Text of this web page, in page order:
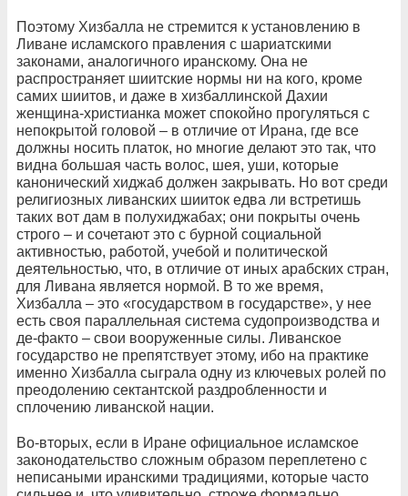
Поэтому Хизбалла не стремится к установлению в
Ливане исламского правления с шариатскими
законами, аналогичного иранскому. Она не
распространяет шиитские нормы ни на кого, кроме
самих шиитов, и даже в хизбаллинской Дахии
женщина-христианка может спокойно прогуляться с
непокрытой головой – в отличие от Ирана, где все
должны носить платок, но многие делают это так, что
видна большая часть волос, шея, уши, которые
канонический хиджаб должен закрывать. Но вот среди
религиозных ливанских шииток едва ли встретишь
таких вот дам в полухиджабах; они покрыты очень
строго – и сочетают это с бурной социальной
активностью, работой, учебой и политической
деятельностью, что, в отличие от иных арабских стран,
для Ливана является нормой. В то же время,
Хизбалла – это «государством в государстве», у нее
есть своя параллельная система судопроизводства и
де-факто – свои вооруженные силы. Ливанское
государство не препятствует этому, ибо на практике
именно Хизбалла сыграла одну из ключевых ролей по
преодолению сектантской раздробленности и
сплочению ливанской нации.
Во-вторых, если в Иране официальное исламское
законодательство сложным образом переплетено с
неписаными иранскими традициями, которые часто